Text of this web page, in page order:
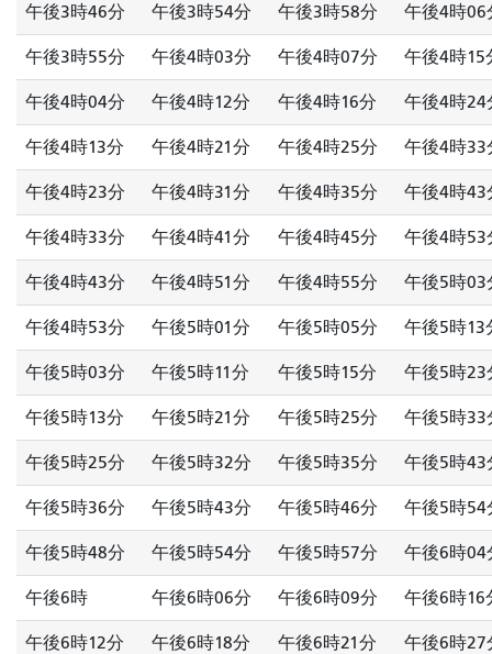
午後3時46分 午後3時54分 午後3時58分 午後4時06
午後3時55分 午後4時03分 午後4時07分 午後4時15
午後4時04分 午後4時12分 午後4時16分 午後4時24
午後4時13分 午後4時21分 午後4時25分 午後4時33
午後4時23分 午後4時31分 午後4時35分 午後4時43
午後4時33分 午後4時41分 午後4時45分 午後4時53
午後4時43分 午後4時51分 午後4時55分 午後5時03
午後4時53分 午後5時01分 午後5時05分 午後5時13
午後5時03分 午後5時11分 午後5時15分 午後5時23
午後5時13分 午後5時21分 午後5時25分 午後5時33
午後5時25分 午後5時32分 午後5時35分 午後5時43
午後5時36分 午後5時43分 午後5時46分 午後5時54
午後5時48分 午後5時54分 午後5時57分 午後6時04
午後6時 午後6時06分 午後6時09分 午後6時16
午後6時12分 午後6時18分 午後6時21分 午後6時27